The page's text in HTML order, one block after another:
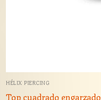
HÉLIX PIERCING
Top cuadrado engarzado